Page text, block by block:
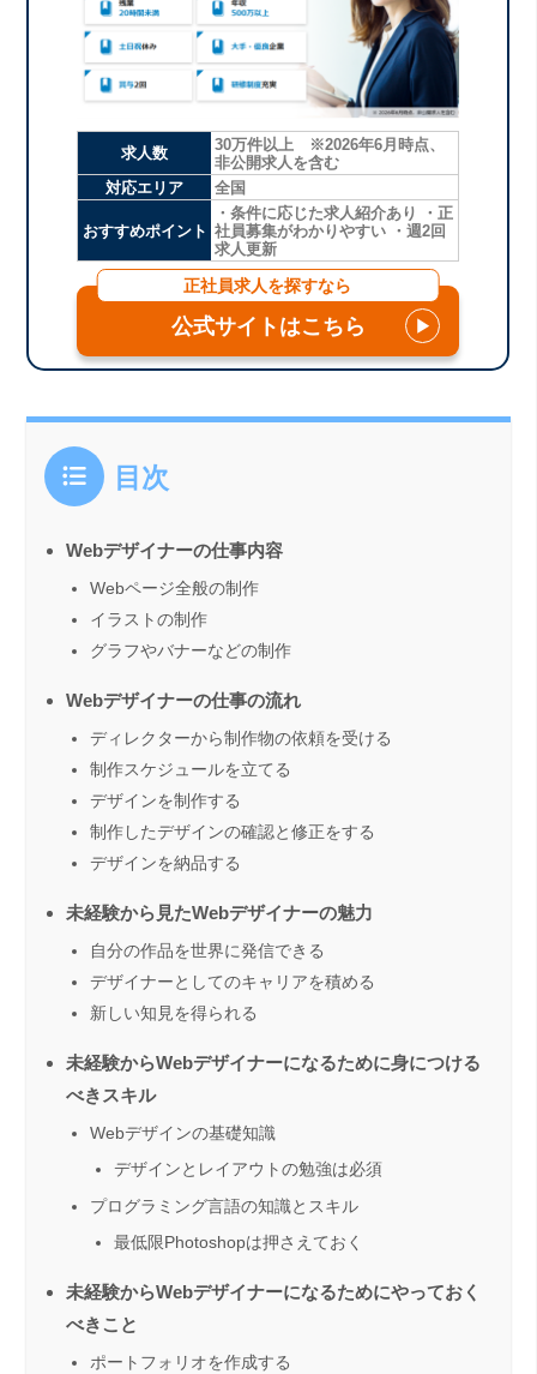
求人数
30万件以上 ※2026年6月時点、
非公開求人を含む
対応エリア
全国
おすすめポイント
・条件に応じた求人紹介あり ・正
社員募集がわかりやすい ・週2回
求人更新
正社員求人を探すなら
公式サイトはこちら ▶
目次
Webデザイナーの仕事内容
Webページ全般の制作
イラストの制作
グラフやバナーなどの制作
Webデザイナーの仕事の流れ
ディレクターから制作物の依頼を受ける
制作スケジュールを立てる
デザインを制作する
制作したデザインの確認と修正をする
デザインを納品する
未経験から見たWebデザイナーの魅力
自分の作品を世界に発信できる
デザイナーとしてのキャリアを積める
新しい知見を得られる
未経験からWebデザイナーになるために身につける
べきスキル
Webデザインの基礎知識
デザインとレイアウトの勉強は必須
プログラミング言語の知識とスキル
最低限Photoshopは押さえておく
未経験からWebデザイナーになるためにやっておく
べきこと
ポートフォリオを作成する